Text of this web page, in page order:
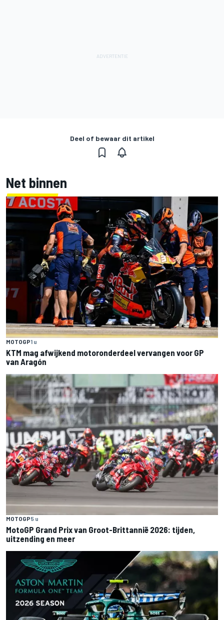
Deel of bewaar dit artikel
Net binnen
MOTOGP1 u
KTM mag afwijkend motoronderdeel vervangen voor GP
van Aragón
MOTOGP5 u
MotoGP Grand Prix van Groot-Brittannië 2026: tijden,
uitzending en meer